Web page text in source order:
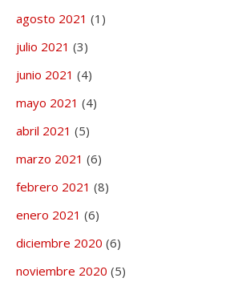
agosto 2021 (1)
julio 2021 (3)
junio 2021 (4)
mayo 2021 (4)
abril 2021 (5)
marzo 2021 (6)
febrero 2021 (8)
enero 2021 (6)
diciembre 2020 (6)
noviembre 2020 (5)